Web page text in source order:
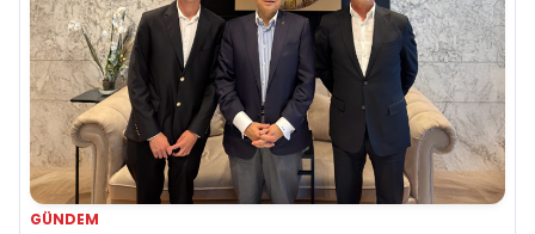
GÜNDEM